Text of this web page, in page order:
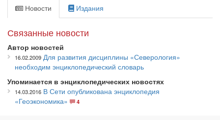
Новости Издания
Связанные новости
Автор новостей
16.02.2009 Для развития дисциплины «Северология»
необходим энциклопедический словарь
Упоминается в энциклопедических новостях
14.03.2016 В Сети опубликована энциклопедия
«Геоэкономика»
4